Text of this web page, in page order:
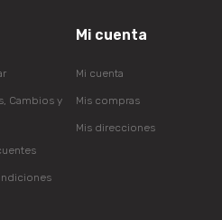
Cambios y
Mi cuenta
Mi cuenta
Mis compras
Mis direcciones